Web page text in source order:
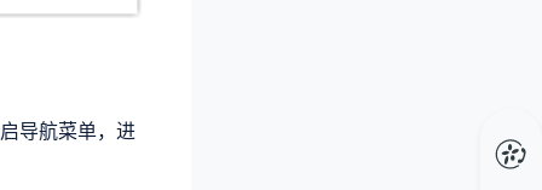
导航菜单，进